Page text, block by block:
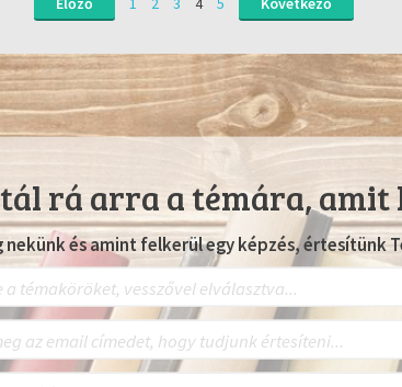
rá arra a témára, amit
nekünk és amint felkerül egy képzés, értesítünk